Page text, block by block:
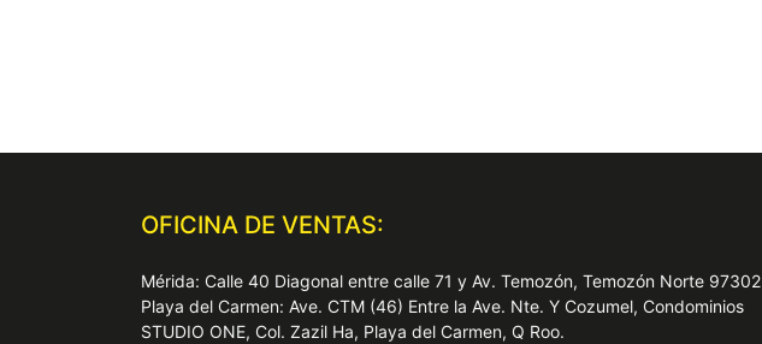
OFICINA DE VENTAS:
Mérida: Calle 40 Diagonal entre calle 71 y Av. Temozón, Temozón Norte 97302
Playa del Carmen: Ave. CTM (46) Entre la Ave. Nte. Y Cozumel, Condominios
STUDIO ONE, Col. Zazil Ha, Playa del Carmen, Q Roo.